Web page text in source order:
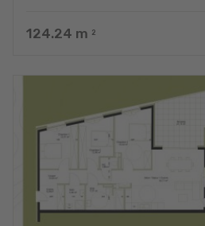
124.24 m 2